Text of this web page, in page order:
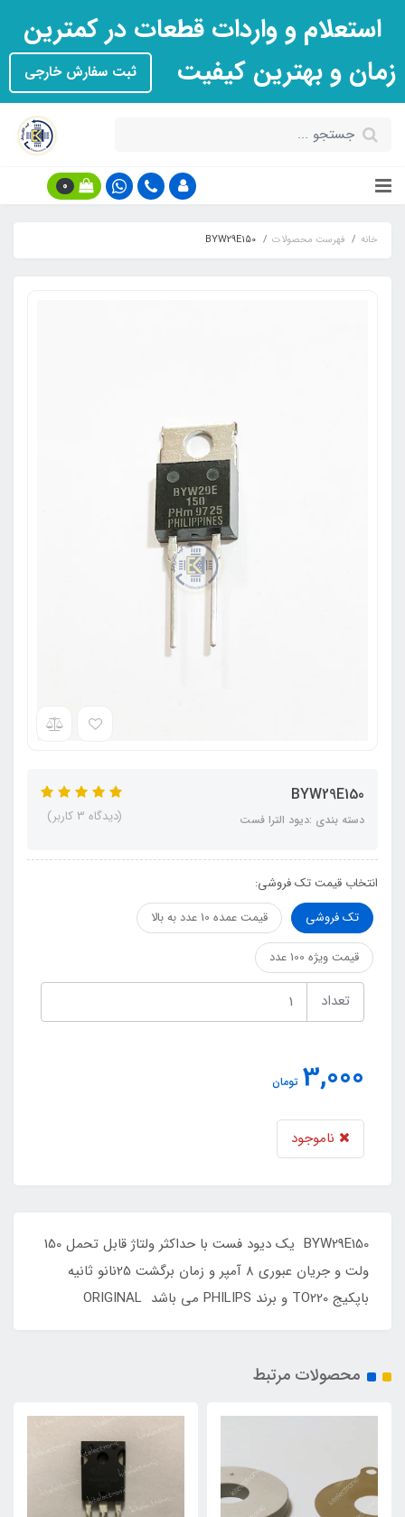
استعلام و واردات قطعات در کمترین
زمان و بهترین کیفیت
ثبت سفارش خارجی
0
خانه فهرست محصولات BYW29E150
BYW29E150
دسته بندی :دیود الترا فست (دیدگاه 3 کاربر)
انتخاب قیمت تک فروشی:
تک فروشی
قیمت عمده 10 عدد به بالا
قیمت ویژه 100 عدد
تعداد
3,000 تومان
ناموجود
BYW29E150 یک دیود فست با حداکثر ولتاژ قابل تحمل 150
ولت و جریان عبوری 8 آمپر و زمان برگشت 25نانو ثانیه
باپکیج TO220 و برند PHILIPS می باشد ORIGINAL
محصولات مرتبط